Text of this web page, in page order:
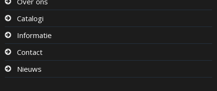
Catalogi
Informatie
Contact
Nieuws